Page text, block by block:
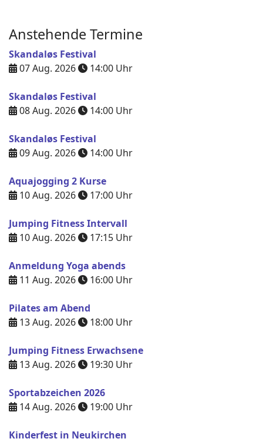
Anstehende Termine
Skandaløs Festival
07 Aug. 2026
14:00 Uhr
Skandaløs Festival
08 Aug. 2026
14:00 Uhr
Skandaløs Festival
09 Aug. 2026
14:00 Uhr
Aquajogging 2 Kurse
10 Aug. 2026
17:00 Uhr
Jumping Fitness Intervall
10 Aug. 2026
17:15 Uhr
Anmeldung Yoga abends
11 Aug. 2026
16:00 Uhr
Pilates am Abend
13 Aug. 2026
18:00 Uhr
Jumping Fitness Erwachsene
13 Aug. 2026
19:30 Uhr
Sportabzeichen 2026
14 Aug. 2026
19:00 Uhr
Kinderfest in Neukirchen